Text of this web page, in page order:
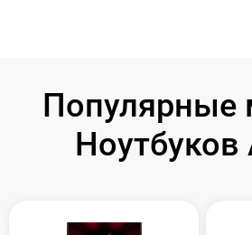
Популярные
Ноутбуков